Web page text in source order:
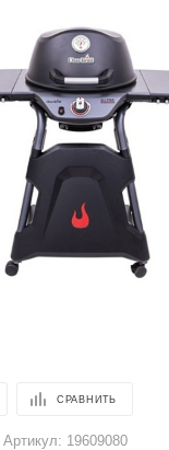
СРАВНИТЬ
Артикул: 19609080